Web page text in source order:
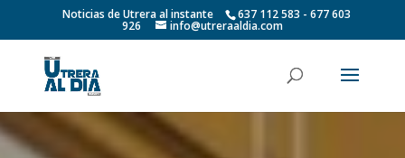
Noticias de Utrera al instante 637 112 583 - 677 603
926 info@utreraaldia.com